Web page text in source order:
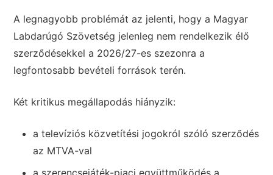
A legnagyobb problémát az jelenti, hogy a Magyar
Labdarúgó Szövetség jelenleg nem rendelkezik élő
szerződésekkel a 2026/27-es szezonra a
legfontosabb bevételi források terén.
Két kritikus megállapodás hiányzik:
a televíziós közvetítési jogokról szóló szerződés
az MTVA-val